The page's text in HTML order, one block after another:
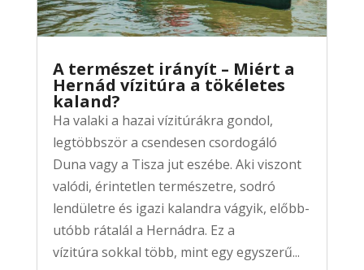
A természet irányít – Miért a
Hernád vízitúra a tökéletes
kaland?
Ha valaki a hazai vízitúrákra gondol,
legtöbbször a csendesen csordogáló
Duna vagy a Tisza jut eszébe. Aki viszont
valódi, érintetlen természetre, sodró
lendületre és igazi kalandra vágyik, előbb-
utóbb rátalál a Hernádra. Ez a
vízitúra sokkal több, mint egy egyszerű...